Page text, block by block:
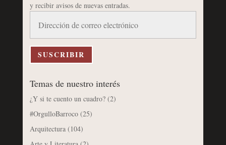
y recibir avisos de nuevas entradas.
correo
electrónico
SUSCRIBIR
Temas de nuestro interés
¿Y si te cuento un cuadro?(2)
#OrgulloBarroco(25)
Arquitectura(104)